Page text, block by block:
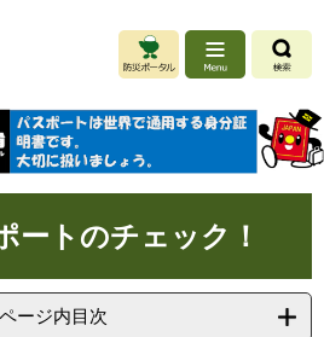
ートのチェック！
ページ内目次